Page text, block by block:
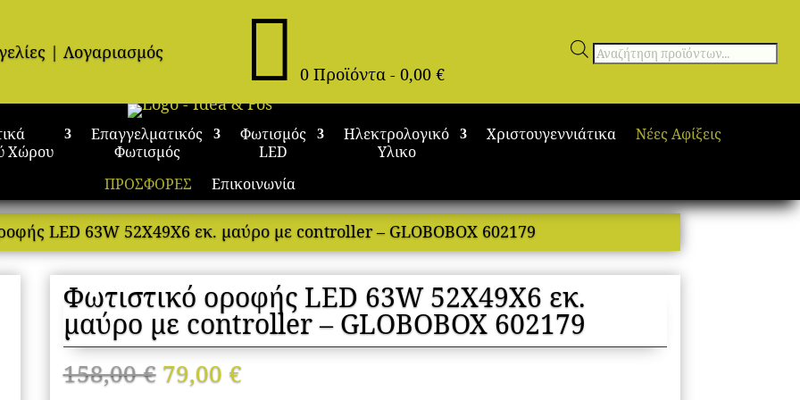
|Λογαριασμός  0 Προϊόντα - 0,00€
Αναζήτηση
Χώρου
Επαγγελματικός
Φωτισμός
Φωτισμός
LED
Ηλεκτρολογικό
Υλικο
Χριστουγεννιάτικα Νέες Αφίξεις
ΠΡΟΣΦΟΡΕΣ Επικοινωνία
LED 63W 52Χ49Χ6 εκ. μαύρο με controller – GLOBOBOX 602179
Φωτιστικό οροφής LED 63W 52Χ49Χ6 εκ.
μαύρο με controller – GLOBOBOX 602179
158,00€ Original
79,00 €Η